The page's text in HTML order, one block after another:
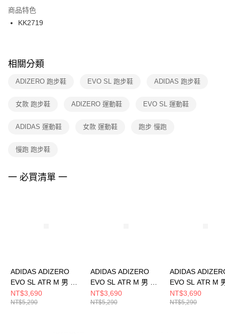
２．訂單成立數日內，您將收到繳費通知簡訊。
３．收到繳費通知簡訊後14天內，點擊此簡訊中的連結，可透過四大超商／
ATM／網路銀行／等多元方式進行付款，方視為交易完成。
※ 交易是否成功請以「AFTEE先享後付 」之結帳頁面顯示為準，若有關於
是否繳費成功／繳費後需取消欲退款等相關疑問，請聯繫「AFTEE先享後付
客戶支援中心」https://netprotections.freshdesk.com/support/home
１．透過由恩沛科技股份有限公司提供之「AFTEE先享後付」服務完成之交
權轉讓予恩沛科技股份有限公司。
３．未成年的使用者請事先徵得法定代理人或監護人之同意方可使用
４．使用「AFTEE先享後付」時，將依據個別帳號之用戶狀況，依本公司即
付款後門市自取
每筆NT$100，滿NT$1,500(含以上)免運費
商品特色
KK2719
相關分類
ADIZERO 跑步鞋 EVO SL 跑步鞋 ADIDAS 跑步鞋
女款 跑步鞋 ADIZERO 運動鞋 EVO SL 運動鞋
ADIDAS 運動鞋 女款 運動鞋 跑步 慢跑
慢跑 跑步鞋
一 必買清單 一
ADIDAS ADIZERO
EVO SL ATR M 男 跑
步鞋 KK2688
NT$3,690
NT$5,290
ADIDAS ADIZERO
EVO SL ATR M 男 跑
步鞋 KK2685
NT$3,690
NT$5,290
ADIDAS
EVO SL ATR M
步鞋 KK2690
NT$3,690
NT$5,290